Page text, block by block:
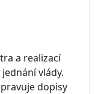
a realizací
vlády.
dopisy